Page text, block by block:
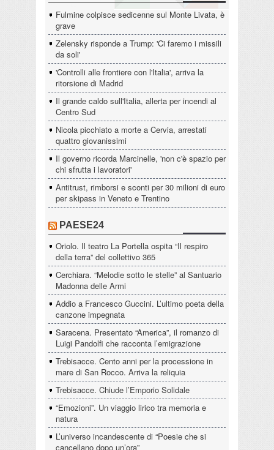
Fulmine colpisce sedicenne sul Monte Livata, è
grave
Zelensky risponde a Trump: 'Ci faremo i missili
da soli'
'Controlli alle frontiere con l'Italia', arriva la
ritorsione di Madrid
Il grande caldo sull'Italia, allerta per incendi al
Centro Sud
Nicola picchiato a morte a Cervia, arrestati
quattro giovanissimi
Il governo ricorda Marcinelle, 'non c'è spazio per
chi sfrutta i lavoratori'
Antitrust, rimborsi e sconti per 30 milioni di euro
per skipass in Veneto e Trentino
PAESE24
Oriolo. Il teatro La Portella ospita “Il respiro
della terra” del collettivo 365
Cerchiara. “Melodie sotto le stelle” al Santuario
Madonna delle Armi
Addio a Francesco Guccini. L’ultimo poeta della
canzone impegnata
Saracena. Presentato “America”, il romanzo di
Luigi Pandolfi che racconta l’emigrazione
Trebisacce. Cento anni per la processione in
mare di San Rocco. Arriva la reliquia
Trebisacce. Chiude l’Emporio Solidale
“Emozioni”. Un viaggio lirico tra memoria e
natura
L’universo incandescente di “Poesie che si
cancellano dopo un’ora”